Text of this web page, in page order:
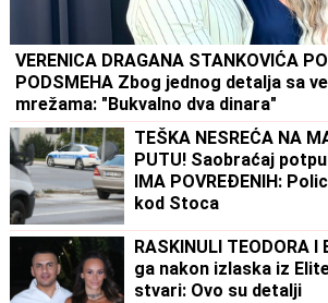
VERENICA DRAGANA STANKOVIĆA
PODSMEHA Zbog jednog detalja sa
mrežama: "Bukvalno dva dinara"
TEŠKA NESREĆA NA
PUTU! Saobraćaj
IMA POVREĐENIH:
kod Stoca
RASKINULI TEODORA
ga nakon izlaska iz
stvari: Ovo su detalji